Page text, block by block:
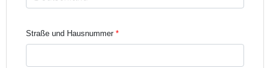
Straße und Hausnummer